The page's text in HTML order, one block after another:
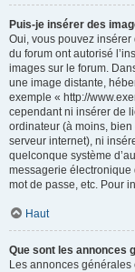
Puis-je insérer des
Oui, vous pouvez
du forum ont autorisé
images sur le forum.
une image distante,
exemple « http://
cependant ni insérer de
ordinateur (à moins,
serveur internet), ni
quelconque système
messagerie électronique
mot de passe, etc. Pour
Haut
Que sont les annonces
Les annonces